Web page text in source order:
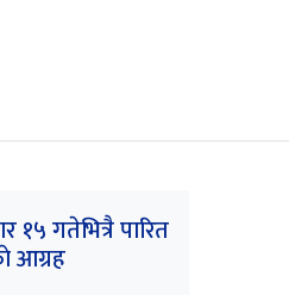
१५ गतेभित्रै पारित
आग्रह